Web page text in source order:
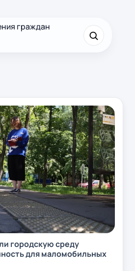
граждан
городскую среду
для маломобильных